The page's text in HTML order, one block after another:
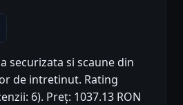
securizata si scaune din
de intretinut. Rating
6). Preț: 1037.13 RON